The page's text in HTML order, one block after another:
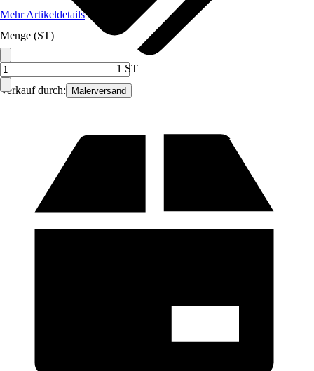
Verkauf durch: Malerversand
Mehr Artikeldetails
Menge (ST)
1 ST